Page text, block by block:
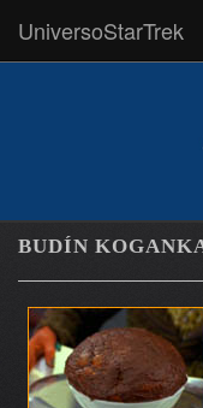
UniversoStarTrek
BUDÍN